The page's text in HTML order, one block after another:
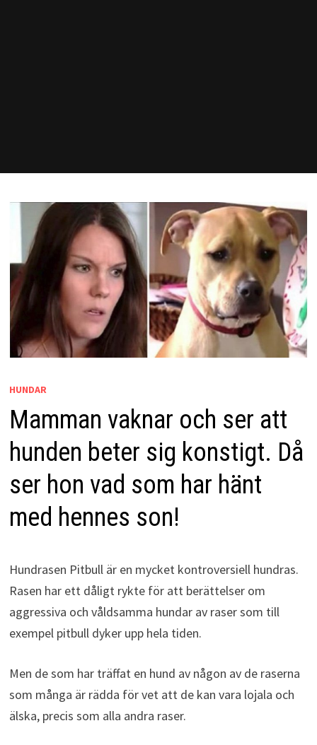
HUNDAR
Mamman vaknar och ser att
hunden beter sig konstigt. Då
ser hon vad som har hänt
med hennes son!
Hundrasen Pitbull är en mycket kontroversiell hundras.
Rasen har ett dåligt rykte för att berättelser om
aggressiva och våldsamma hundar av raser som till
exempel pitbull dyker upp hela tiden.
Men de som har träffat en hund av någon av de raserna
som många är rädda för vet att de kan vara lojala och
älska, precis som alla andra raser.